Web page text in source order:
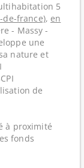
5
de-france), en
- Massy -
une
nature et
de
à proximité
fonds